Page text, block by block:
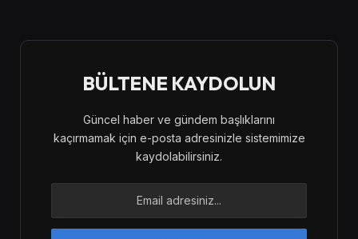
BÜLTENE KAYDOLUN
Güncel haber ve gündem başlıklarını
kaçırmamak için e-posta adresinizle sistemimize
kaydolabilirsiniz.